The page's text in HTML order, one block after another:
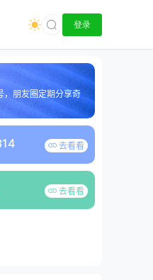
登录
，朋友圈定期分享奇
去看看
去看看